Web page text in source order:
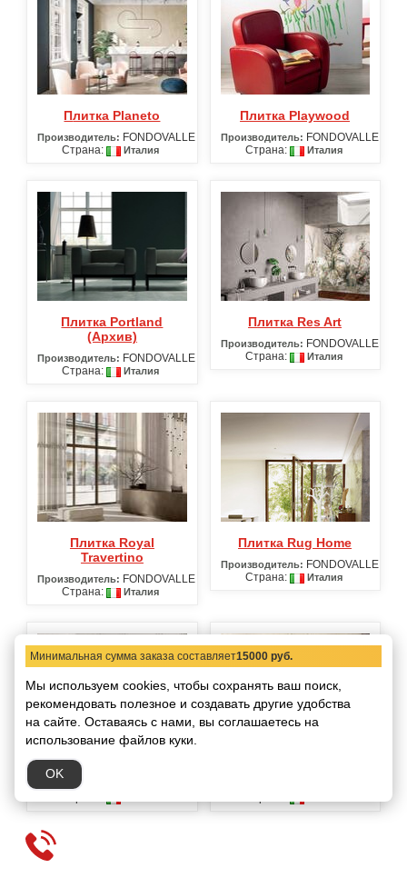
Плитка Planeto
Производитель: FONDOVALLE
Страна:
Италия
Плитка Playwood
Производитель: FONDOVALLE
Страна:
Италия
Плитка Portland
(Архив)
Производитель: FONDOVALLE
Страна:
Италия
Плитка Res Art
Производитель: FONDOVALLE
Страна:
Италия
Плитка Royal
Travertino
Производитель: FONDOVALLE
Страна:
Италия
Плитка Rug Home
Производитель: FONDOVALLE
Страна:
Италия
Плитка Slaten Stone
Производитель:
Минимальная сумма заказа составляет15000 руб.
Мы используем cookies, чтобы сохранять ваш поиск,
рекомендовать полезное и создавать другие удобства
на сайте. Оставаясь с нами, вы соглашаетесь на
использование файлов куки.
OK